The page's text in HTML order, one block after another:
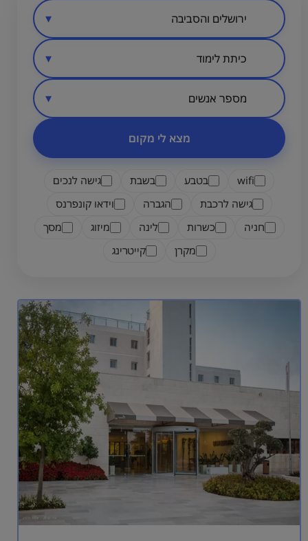
אזור בארץ
סיווג מקום
מספר אנשים
מצא לי מקום
wifi בטבע בשבת
גישה לנכים
גישה לרכבת
הגברה
וידאו קונפרנס
חניה
כשרות לינה מיזוג
מסך
מקרן
קייטרינג